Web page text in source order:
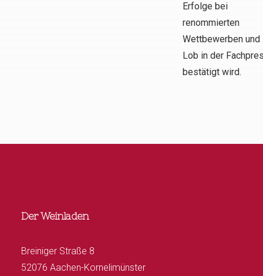
Erfolge bei
renommierten
Wettbewerben und
Lob in der
bestätigt wird.
Der Weinladen
Breiniger Straße 8
52076 Aachen-Kornelimünster